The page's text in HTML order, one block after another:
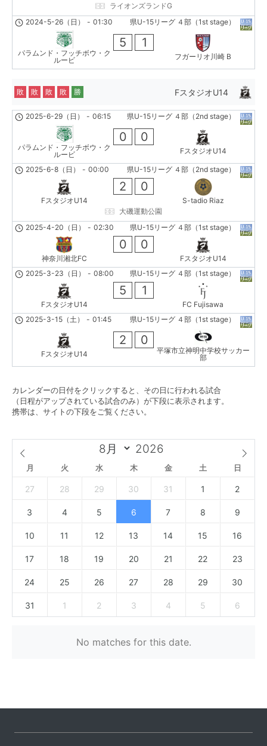
ライオンズランドG
県U-15リーグ ４部（1st stage）
2024-5-26（日） - 01:30
パラムンド・フッチボウ・ク
ルービ
5 1
フガーリオ川崎 B
FスタジオU14
敗 敗 敗 敗 勝
県U-15リーグ ４部（2nd stage）
2025-6-29（日） - 06:15
パラムンド・フッチボウ・ク
ルービ
0 0
FスタジオU14
県U-15リーグ ４部（2nd stage）
2025-6-8（日） - 00:00
FスタジオU14
2 0
S-tadio Riaz
大磯運動公園
県U-15リーグ ４部（1st stage）
2025-4-20（日） - 02:30
神奈川湘北FC
0 0
FスタジオU14
県U-15リーグ ４部（1st stage）
2025-3-23（日） - 08:00
FスタジオU14
5 1
FC Fujisawa
県U-15リーグ ４部（1st stage）
2025-3-15（土） - 01:45
FスタジオU14
2 0
平塚市立神明中学校サッカー
部
カレンダーの日付をクリックすると、その日に行われる試合
（日程がアップされている試合のみ）が下段に表示されます。
携帯は、サイトの下段をご覧ください。
月 火 水 木 金 土 日
27 28 29 30 31 1 2
3 4 5 6 7 8 9
10 11 12 13 14 15 16
17 18 19 20 21 22 23
24 25 26 27 28 29 30
31 1 2 3 4 5 6
No matches for this date.